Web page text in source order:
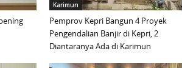
Karimun
Pemprov Kepri Bangun 4 Proyek
Pengendalian Banjir di Kepri, 2
Diantaranya Ada di Karimun